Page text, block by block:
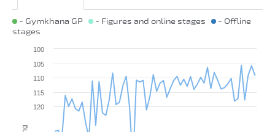
- Gymkhana GP - Figures and online stages
- Offline
stages
100
105
110
115
120